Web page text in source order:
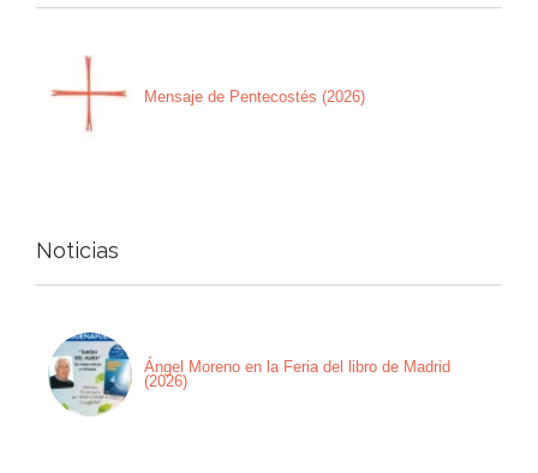
Mensaje de Pentecostés (2026)
Noticias
Ángel Moreno en la Feria del libro de Madrid
(2026)